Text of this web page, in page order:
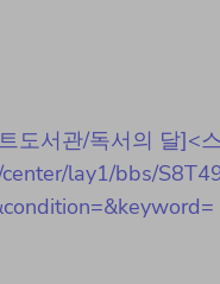
서관/독서의 달]<
lay1/bbs/